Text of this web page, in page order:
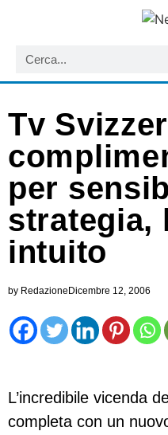
Tv
per
strategia,
intuito
by RedazioneDicembre 12, 2006
L’incredibile vicenda
completa con un